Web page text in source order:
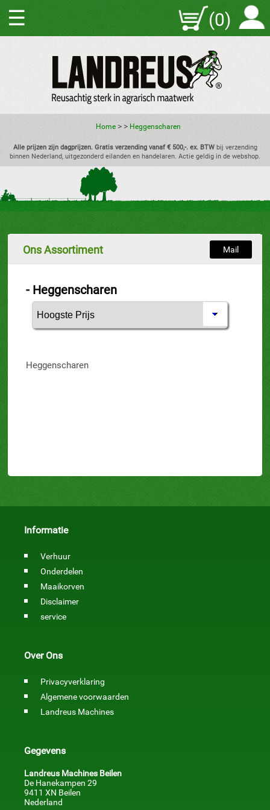
☰ (0)
Home> > Heggenscharen
Alle prijzen zijn dagprijzen. Gratis verzending vanaf € 500,-. ex. BTWbij verzending
binnen Nederland, uitgezonderd eilanden en handelaren. Actie geldig in de webshop.
Ons Assortiment Mail
- Heggenscharen
Heggenscharen
Informatie
Verhuur
Onderdelen
Maaikorven
Disclaimer
service
Over Ons
Privacyverklaring
Algemene voorwaarden
Landreus Machines
Gegevens
Landreus Machines Beilen
De Hanekampen 29
9411 XN Beilen
Nederland